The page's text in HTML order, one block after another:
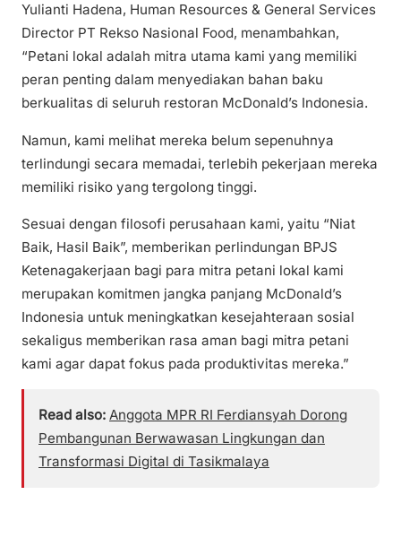
Yulianti Hadena, Human Resources & General Services
Director PT Rekso Nasional Food, menambahkan,
“Petani lokal adalah mitra utama kami yang memiliki
peran penting dalam menyediakan bahan baku
berkualitas di seluruh restoran McDonald’s Indonesia.
Namun, kami melihat mereka belum sepenuhnya
terlindungi secara memadai, terlebih pekerjaan mereka
memiliki risiko yang tergolong tinggi.
Sesuai dengan filosofi perusahaan kami, yaitu “Niat
Baik, Hasil Baik”, memberikan perlindungan BPJS
Ketenagakerjaan bagi para mitra petani lokal kami
merupakan komitmen jangka panjang McDonald’s
Indonesia untuk meningkatkan kesejahteraan sosial
sekaligus memberikan rasa aman bagi mitra petani
kami agar dapat fokus pada produktivitas mereka.”
Read also: Anggota MPR RI Ferdiansyah Dorong
Pembangunan Berwawasan Lingkungan dan
Transformasi Digital di Tasikmalaya